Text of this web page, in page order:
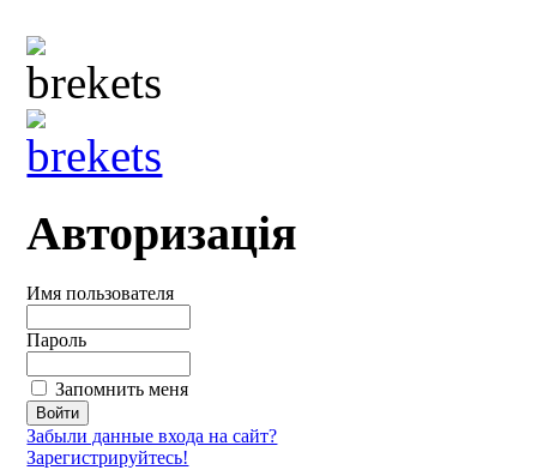
Авторизація
Имя пользователя
Пароль
Запомнить меня
Забыли данные входа на сайт?
Зарегистрируйтесь!